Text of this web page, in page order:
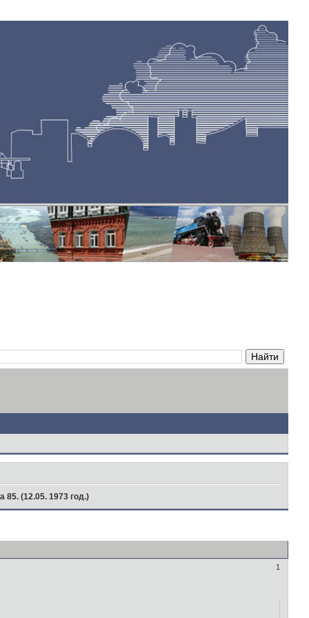
85. (12.05. 1973 год.)
1